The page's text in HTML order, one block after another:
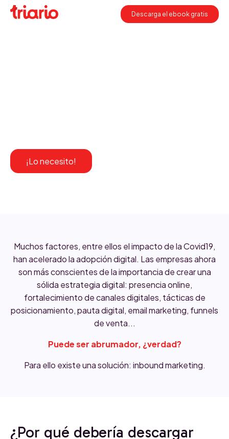
Descarga el ebook gratis
¡Lo necesito!
Muchos factores, entre ellos el impacto de la Covid19,
han acelerado la adopción digital. Las empresas ahora
son más conscientes de la importancia de crear una
sólida estrategia digital: presencia online,
fortalecimiento de canales digitales, tácticas de
posicionamiento, pauta digital, email marketing, funnels
de venta...
Puede ser abrumador, ¿verdad?
Para ello existe una solución: inbound marketing.
¿Por qué debería descargar